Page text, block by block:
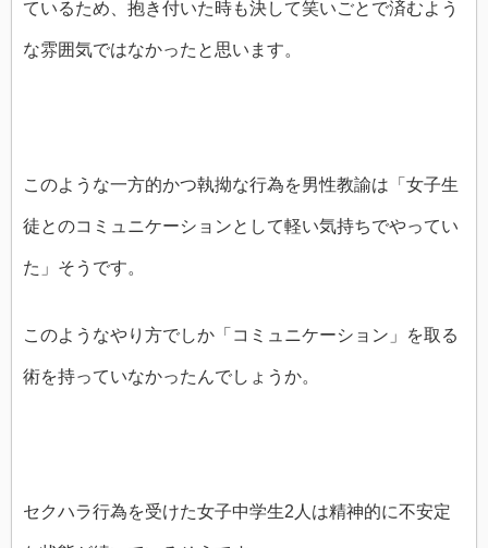
ているため、抱き付いた時も決して笑いごとで済むよう
な雰囲気ではなかったと思います。
このような一方的かつ執拗な行為を男性教諭は「女子生
徒とのコミュニケーションとして軽い気持ちでやってい
た」そうです。
このようなやり方でしか「コミュニケーション」を取る
術を持っていなかったんでしょうか。
セクハラ行為を受けた女子中学生2人は精神的に不安定